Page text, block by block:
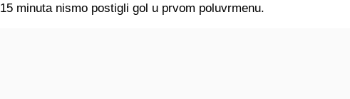
15 minuta nismo postigli gol u prvom poluvrmenu.